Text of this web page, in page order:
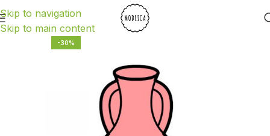
Skip to navigation
Skip to main content
-30%